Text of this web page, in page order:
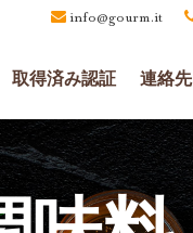
info@gourm.it
取得済み認証 連絡先